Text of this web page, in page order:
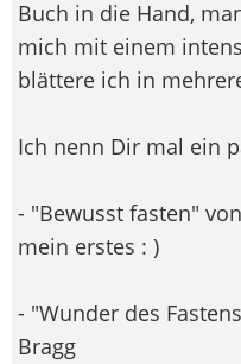
Buch in die Hand,
mich mit einem
blättere ich in
Ich nenn Dir mal ein
- "Bewusst fasten"
mein erstes : )
- "Wunder des
Bragg